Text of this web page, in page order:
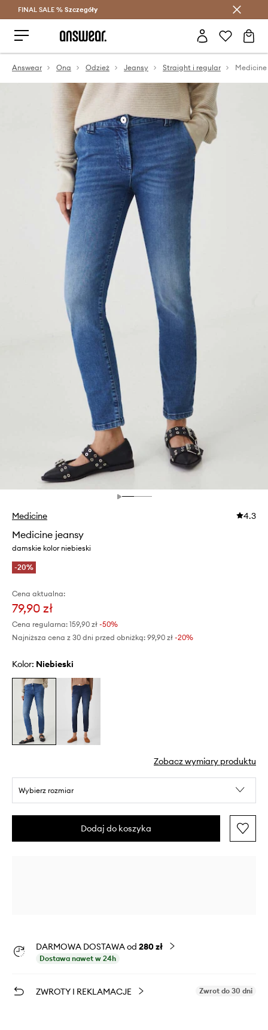
Oszczędzaj z Answear Club >
FINAL SALE % Szczegóły
Answear Ona Odzież Jeansy Straight i regular
Medicine 4.3
Medicine jeansy
damskie kolor niebieski
-20%
Cena aktualna:
79,90 zł
Cena regularna: 159,90 zł -50%
Najniższa cena z 30 dni przed obniżką: 99,90 zł -20%
Kolor: niebieski
Zobacz wymiary produktu
Wybierz rozmiar
Dodaj do koszyka
DARMOWA DOSTAWA od 280 zł
Dostawa nawet w 24h
ZWROTY I REKLAMACJE Zwrot do 30 dni